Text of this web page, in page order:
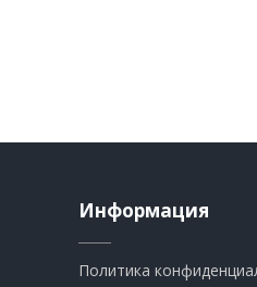
Информация
Политика